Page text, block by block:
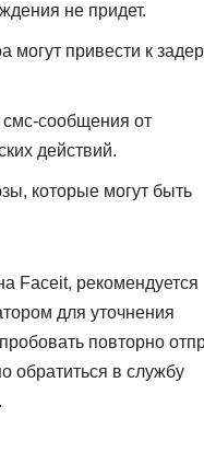
не придет.
привести к
сообщения от
действий.
которые могут быть
Faceit, рекомендуется
для уточнения
повторно
обратиться в службу